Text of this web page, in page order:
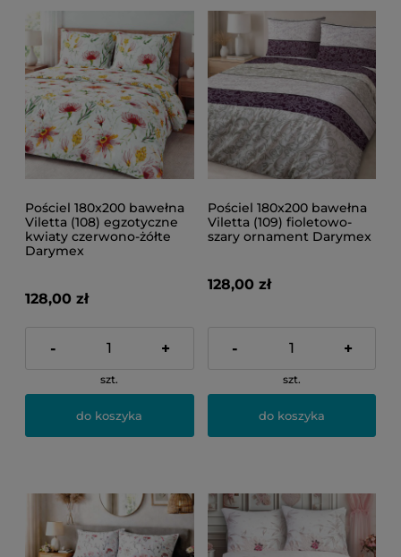
Pościel 180x200 bawełna
Viletta (108) egzotyczne
kwiaty czerwono-żółte
Darymex
128,00 zł
- +
szt.
do koszyka
Pościel 180x200 bawełna
Viletta (109) fioletowo-
szary ornament Darymex
128,00 zł
- +
szt.
do koszyka